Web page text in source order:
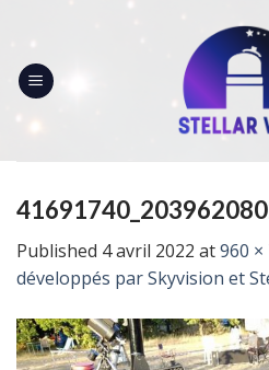
content
Published 4 avril 2022 at960 ×
développés par Skyvision et